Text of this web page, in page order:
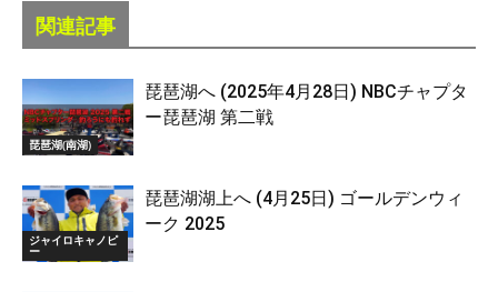
関連記事
琵琶湖(南湖)
琵琶湖へ (2025年4月28日) NBCチャプタ
ー琵琶湖 第二戦
ジャイロキャノピ
ー
琵琶湖湖上へ (4月25日) ゴールデンウィ
ーク 2025